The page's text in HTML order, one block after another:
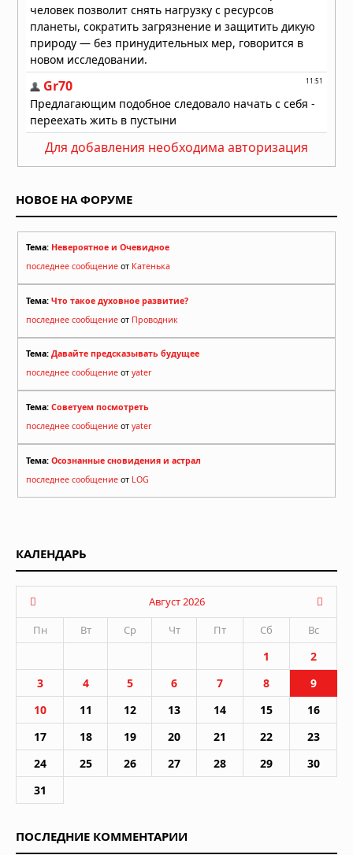
Для добавления необходима авторизация
НОВОЕ НА ФОРУМЕ
Тема: Невероятное и Очевидное
последнее сообщение от Катенька
Тема: Что такое духовное развитие?
последнее сообщение от Проводник
Тема: Давайте предсказывать будущее
последнее сообщение от yater
Тема: Советуем посмотреть
последнее сообщение от yater
Тема: Осознанные сновидения и астрал
последнее сообщение от LOG
КАЛЕНДАРЬ
Август 2026
Пн
Вт Ср Чт Пт Сб Вс
1
2
3
4 5 6 7 8
9
10
11 12 13 14 15
16
17
18 19 20 21 22
23
24
25 26 27 28 29
30
31
ПОСЛЕДНИЕ КОММЕНТАРИИ